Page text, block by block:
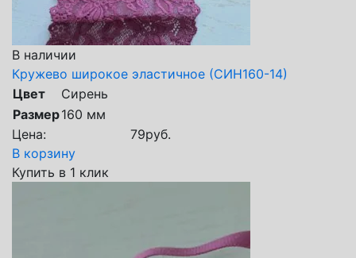
В наличии
Кружево широкое эластичное (СИН160-14)
Цвет
Сирень
Размер160 мм
Цена:
79руб.
В корзину
Купить в 1 клик